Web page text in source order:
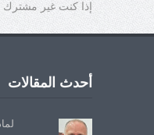
إذا كنت غير مشترك
أحدث المقالات